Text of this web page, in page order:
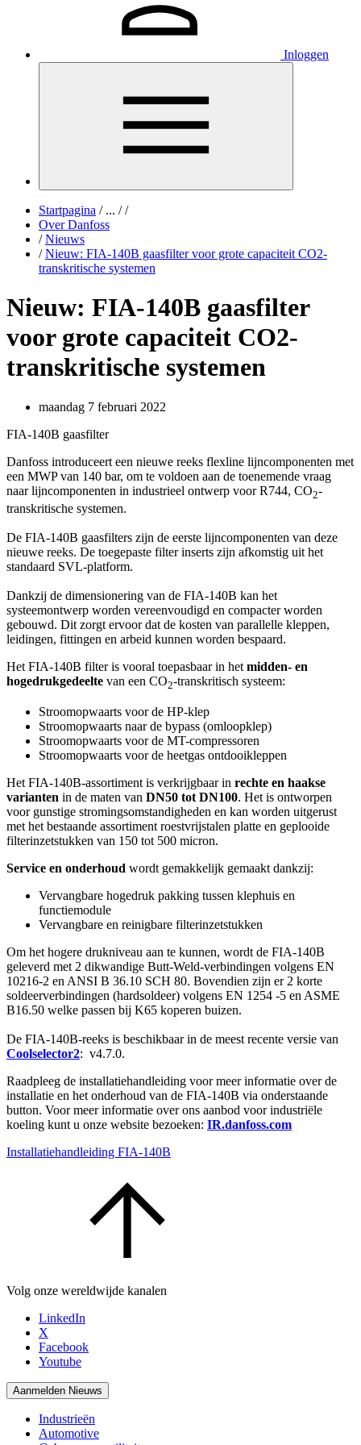
Inloggen
Startpagina /... / /
Over Danfoss
/ Nieuws
/ Nieuw: FIA-140B gaasfilter voor grote capaciteit CO2-
transkritische systemen
Nieuw: FIA-140B gaasfilter
voor grote capaciteit CO2-
transkritische systemen
maandag 7 februari 2022
FIA-140B gaasfilter
Danfoss introduceert een nieuwe reeks flexline lijncomponenten met
een MWP van 140 bar, om te voldoen aan de toenemende vraag
naar lijncomponenten in industrieel ontwerp voor R744, CO2-
transkritische systemen.
De FIA-140B gaasfilters zijn de eerste lijncomponenten van deze
nieuwe reeks. De toegepaste filter inserts zijn afkomstig uit het
standaard SVL-platform.
Dankzij de dimensionering van de FIA-140B kan het
systeemontwerp worden vereenvoudigd en compacter worden
gebouwd. Dit zorgt ervoor dat de kosten van parallelle kleppen,
leidingen, fittingen en arbeid kunnen worden bespaard.
Het FIA-140B filter is vooral toepasbaar in het midden- en
hogedrukgedeelte van een CO2-transkritisch systeem:
Stroomopwaarts voor de HP-klep
Stroomopwaarts naar de bypass (omloopklep)
Stroomopwaarts voor de MT-compressoren
Stroomopwaarts voor de heetgas ontdooikleppen
Het FIA-140B-assortiment is verkrijgbaar in rechte en haakse
varianten in de maten van DN50 tot DN100. Het is ontworpen
voor gunstige stromingsomstandigheden en kan worden uitgerust
met het bestaande assortiment roestvrijstalen platte en geplooide
filterinzetstukken van 150 tot 500 micron.
Service en onderhoud wordt gemakkelijk gemaakt dankzij:
Vervangbare hogedruk pakking tussen klephuis en
functiemodule
Vervangbare en reinigbare filterinzetstukken
Om het hogere drukniveau aan te kunnen, wordt de FIA-140B
geleverd met 2 dikwandige Butt-Weld-verbindingen volgens EN
10216-2 en ANSI B 36.10 SCH 80. Bovendien zijn er 2 korte
soldeerverbindingen (hardsoldeer) volgens EN 1254 -5 en ASME
B16.50 welke passen bij K65 koperen buizen.
De FIA-140B-reeks is beschikbaar in de meest recente versie van
Coolselector2: v4.7.0.
Raadpleeg de installatiehandleiding voor meer informatie over de
installatie en het onderhoud van de FIA-140B via onderstaande
button. Voor meer informatie over ons aanbod voor industriële
koeling kunt u onze website bezoeken: IR.danfoss.com
Installatiehandleiding FIA-140B
Volg onze wereldwijde kanalen
LinkedIn
X
Facebook
Youtube
Aanmelden Nieuws
Industrieën
Automotive